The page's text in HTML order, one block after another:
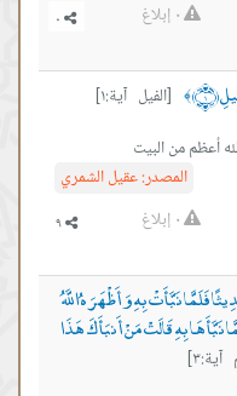
٠ إبلاغ
﴿١﴾ ﴾
[الفيل آية:١]
أعظم من البيت
المصدر:عقيل الشمري
٠ إبلاغ
فَلَمَّا نَبَّأَتْ بِهِ وَأَظْهَرَهُ اللَّهُ
بِهِ قَالَتْ مَنْ أَنبَأَكَ هَذَا